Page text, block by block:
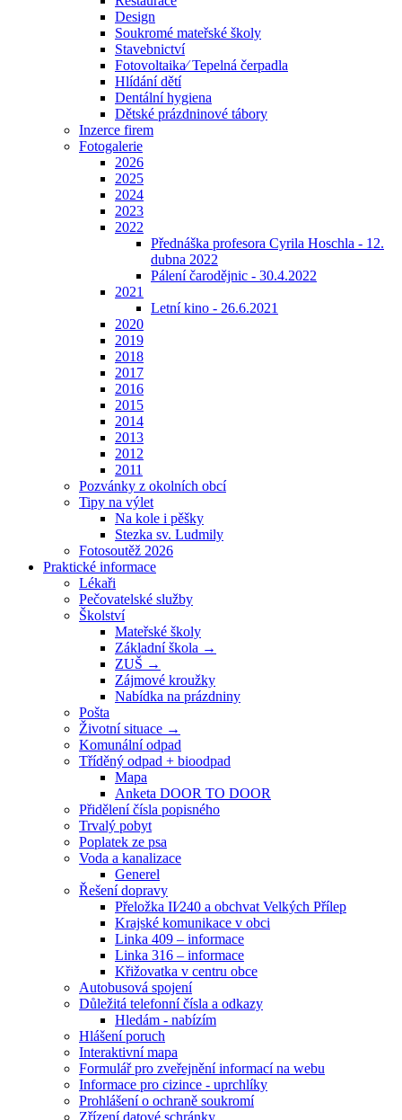
Design
Soukromé mateřské školy
Stavebnictví
Fotovoltaika⁄ Tepelná čerpadla
Hlídání dětí
Dentální hygiena
Dětské prázdninové tábory
Inzerce firem
Fotogalerie
2026
2025
2024
2023
2022
Přednáška profesora Cyrila Hoschla - 12.
dubna 2022
Pálení čarodějnic - 30.4.2022
2021
Letní kino - 26.6.2021
2020
2019
2018
2017
2016
2015
2014
2013
2012
2011
Pozvánky z okolních obcí
Tipy na výlet
Na kole i pěšky
Stezka sv. Ludmily
Fotosoutěž 2026
Praktické informace
Lékaři
Pečovatelské služby
Školství
Mateřské školy
Základní škola →
ZUŠ →
Zájmové kroužky
Nabídka na prázdniny
Pošta
Životní situace →
Komunální odpad
Tříděný odpad + bioodpad
Mapa
Anketa DOOR TO DOOR
Přidělení čísla popisného
Trvalý pobyt
Poplatek ze psa
Voda a kanalizace
Generel
Řešení dopravy
Přeložka II⁄240 a obchvat Velkých Přílep
Krajské komunikace v obci
Linka 409 – informace
Linka 316 – informace
Křižovatka v centru obce
Autobusová spojení
Důležitá telefonní čísla a odkazy
Hledám - nabízím
Hlášení poruch
Interaktivní mapa
Formulář pro zveřejnění informací na webu
Informace pro cizince - uprchlíky
Prohlášení o ochraně soukromí
Zřízení datové schránky